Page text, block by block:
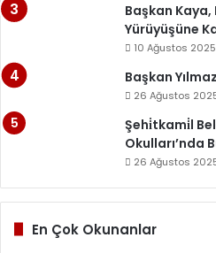
Başkan
Yürüyüşüne
10 Ağustos 2025
Başkan
26 Ağustos
Şehi̇tkami̇l
Okulları’nda
26 Ağustos
En Çok Okunanlar